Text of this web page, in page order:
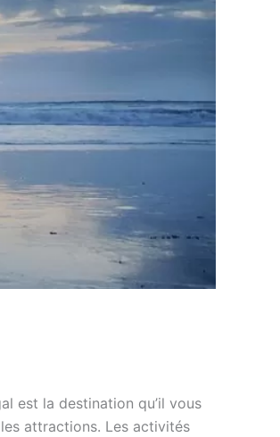
est la destination qu’il vous
attractions. Les activités